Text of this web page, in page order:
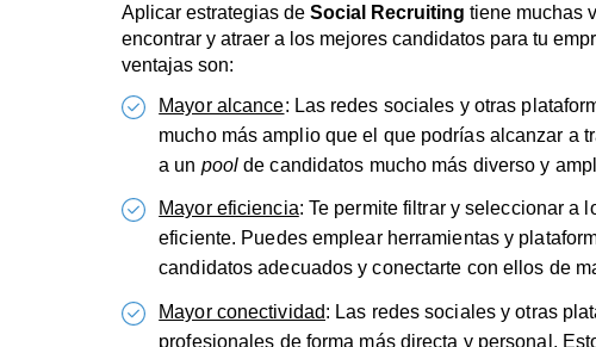
Aplicar estrategias de Social Recruiting tiene muchas
encontrar y atraer a los mejores candidatos para tu
ventajas son:
Mayor alcance: Las redes sociales y otras
mucho más amplio que el que podrías alcanzar a
a un pool de candidatos mucho más diverso y
Mayor eficiencia: Te permite filtrar y seleccionar a
eficiente. Puedes emplear herramientas y
candidatos adecuados y conectarte con ellos de
Mayor conectividad: Las redes sociales y otras
profesionales de forma más directa y personal.